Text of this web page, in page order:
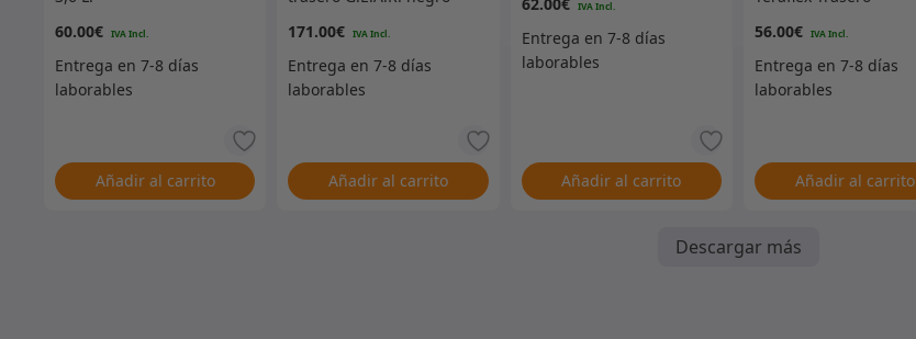
60.00€
Añadir al carrito
171.00€
Añadir al carrito
62.00€
Añadir al carrito
56.00€
Añadir al carrito
Descargar más